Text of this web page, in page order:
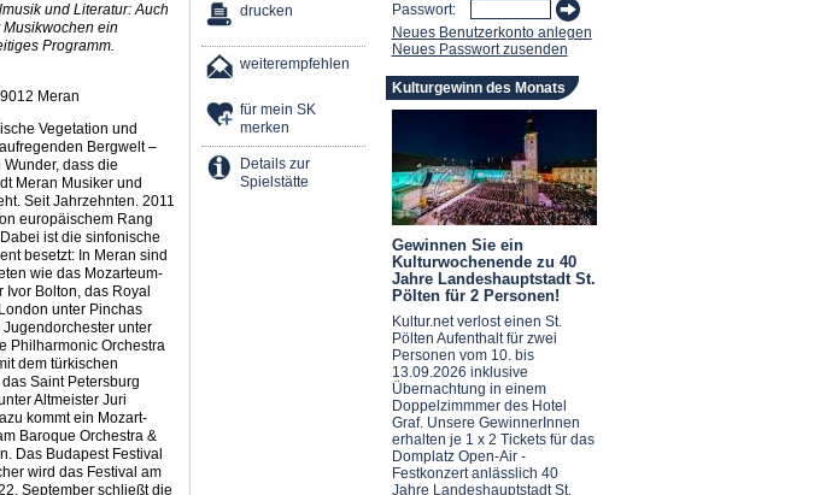
und Literatur: Auch
ein
Programm.
Meran
Vegetation und
Bergwelt –
dass die
Meran Musiker und
Seit Jahrzehnten. 2011
europäischem Rang
ist die sinfonische
besetzt: In Meran sind
wie das Mozarteum-
Bolton, das Royal
unter Pinchas
unter
Philharmonic Orchestra
dem türkischen
Saint Petersburg
Altmeister Juri
kommt ein Mozart-
Baroque Orchestra &
Das Budapest Festival
wird das Festival am
September schließt die
drucken
weiterempfehlen
für mein SK
merken
Details zur
Spielstätte
Passwort:
Neues Benutzerkonto anlegen
Neues Passwort zusenden
Kulturgewinn des Monats
Gewinnen Sie ein
Kulturwochenende zu 40
Jahre Landeshauptstadt St.
Pölten für 2 Personen!
Kultur.net verlost einen St.
Pölten Aufenthalt für zwei
Personen vom 10. bis
13.09.2026 inklusive
Übernachtung in einem
Doppelzimmmer des Hotel
Graf. Unsere GewinnerInnen
erhalten je 1 x 2 Tickets für das
Domplatz Open-Air -
Festkonzert anlässlich 40
Jahre Landeshauptstadt St.